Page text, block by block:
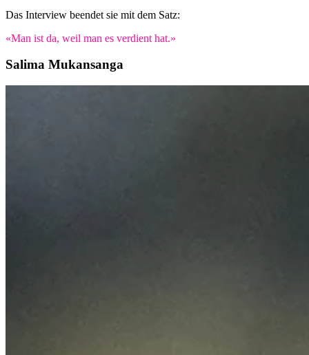
Das Interview beendet sie mit dem Satz:
«Man ist da, weil man es verdient hat.»
Salima Mukansanga